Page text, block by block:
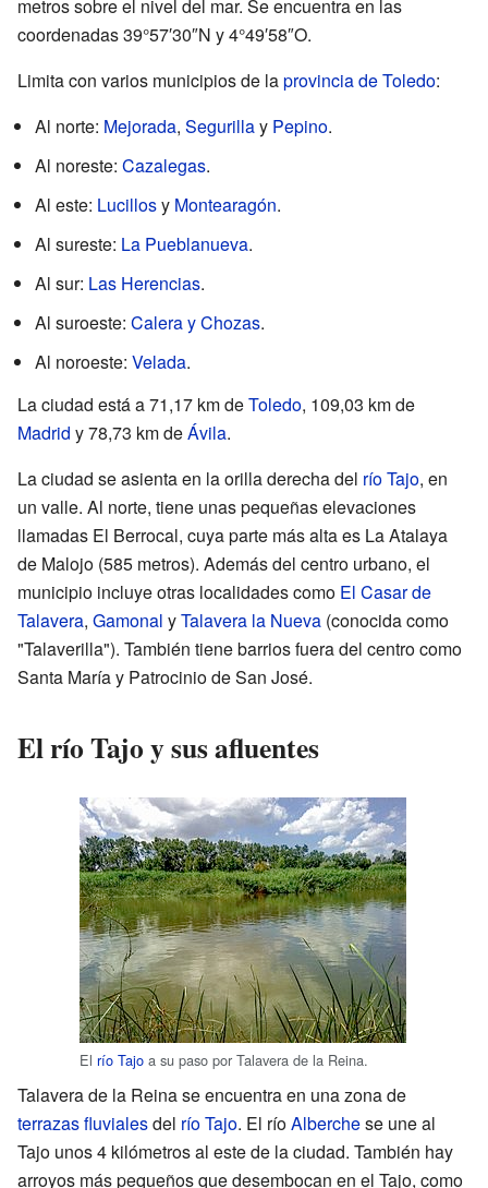
metros sobre el nivel del mar. Se encuentra en las
coordenadas 39°57′30″N y 4°49′58″O.
Limita con varios municipios de laprovincia de Toledo:
Al norte: Mejorada, Segurillay Pepino.
Al noreste: Cazalegas.
Al este: Lucillosy Montearagón.
Al sureste: La Pueblanueva.
Al sur: Las Herencias.
Al suroeste: Calera y Chozas.
Al noroeste: Velada.
La ciudad está a 71,17 km deToledo, 109,03 km de
Madrid y 78,73 km deÁvila.
La ciudad se asienta en la orilla derecha del río Tajo, en
un valle. Al norte, tiene unas pequeñas elevaciones
llamadas El Berrocal, cuya parte más alta es La Atalaya
de Malojo (585 metros). Además del centro urbano, el
municipio incluye otras localidades como El Casar de
Talavera, Gamonal yTalavera la Nueva (conocida como
"Talaverilla"). También tiene barrios fuera del centro como
Santa María y Patrocinio de San José.
El río Tajo y sus afluentes
El río Tajo a su paso por Talavera de la Reina.
Talavera de la Reina se encuentra en una zona de
terrazas fluvialesdel río Tajo. El ríoAlberchese une al
Tajo unos 4 kilómetros al este de la ciudad. También hay
arroyos más pequeños que desembocan en el Tajo, como